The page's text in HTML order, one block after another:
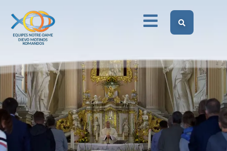
Dievo Motinos Komandos Lietuvoje
Renginiai
Kasmetinis susitikimas Šiluvoje 2021